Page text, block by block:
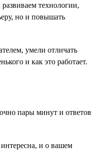
технологии,
но и повышать
умели отличать
и как это работает.
пары минут и ответов
и о вашем